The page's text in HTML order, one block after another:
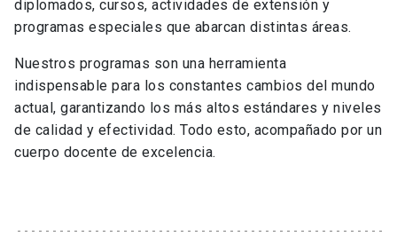
diplomados, cursos, actividades de extensión y
programas especiales que abarcan distintas áreas.
Nuestros programas son una herramienta
indispensable para los constantes cambios del mundo
actual, garantizando los más altos estándares y niveles
de calidad y efectividad. Todo esto, acompañado por un
cuerpo docente de excelencia.